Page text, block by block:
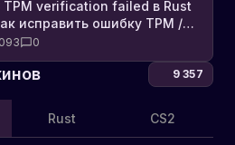
|
Rust
коктейля
Молотова
игре
три
TPM verification failed в Rust
исправить ошибку TPM /
Boot
0
9 357
Rust CS2